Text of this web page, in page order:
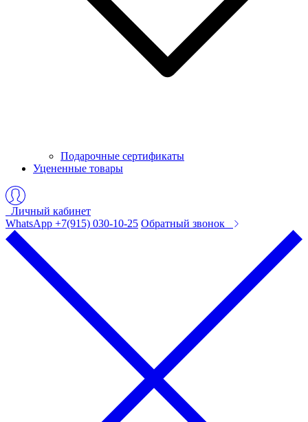
Подарочные сертификаты
Уцененные товары
Личный кабинет
WhatsApp +7(915) 030-10-25 Обратный звонок